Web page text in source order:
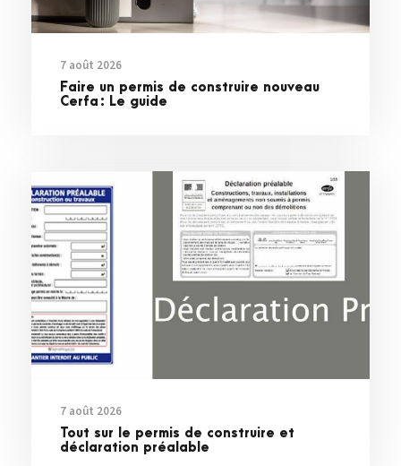
7 août 2026
Faire un permis de construire nouveau
Cerfa : Le guide
7 août 2026
Tout sur le permis de construire et
déclaration préalable